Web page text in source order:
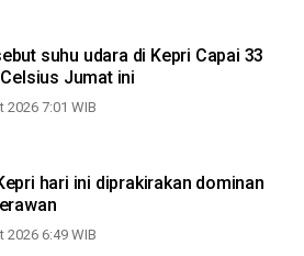
suhu udara di Kepri Capai 33
Jumat ini
2026 7:01 WIB
hari ini diprakirakan dominan
2026 6:49 WIB